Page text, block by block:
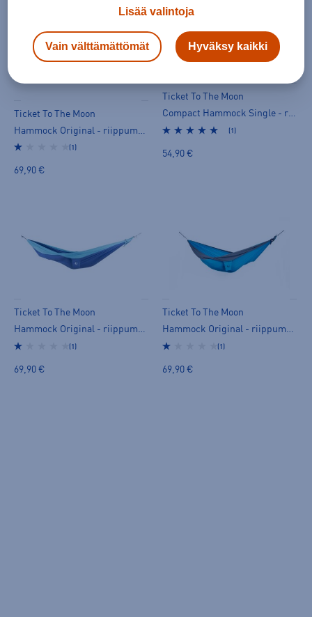
Ticket To The Moon
(1)
69,90 €
Ticket To The Moon
Compact Hammock Single - riippumatto
(1)
54,90 €
Ticket To The Moon
Hammock Original - riippumatto
(1)
69,90 €
Ticket To The Moon
Hammock Original - riippumatto
(1)
69,90 €
Lisää valintoja
Vain välttämättömät Hyväksy kaikki